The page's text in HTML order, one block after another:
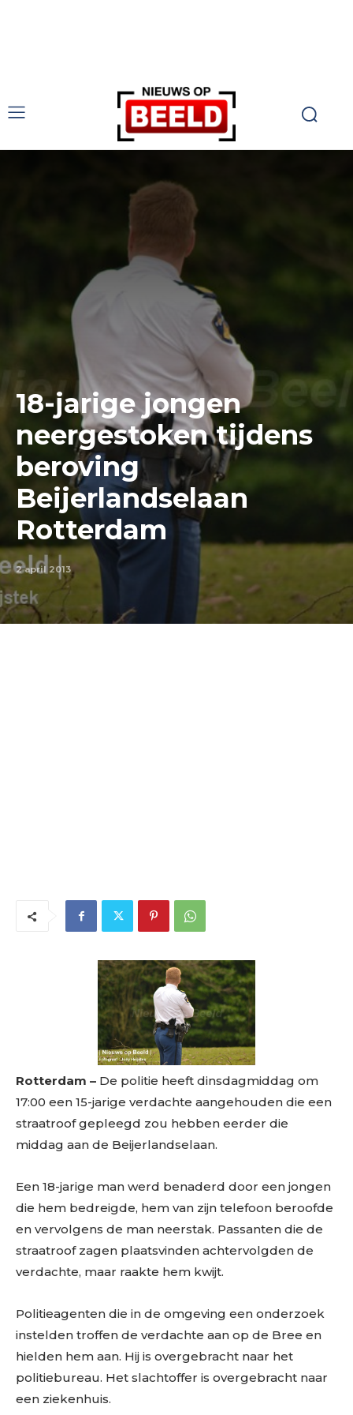
18-jarige jongen
neergestoken tijdens
beroving
Beijerlandselaan
Rotterdam
2 april 2013
Rotterdam – De politie heeft dinsdagmiddag om
17:00 een 15-jarige verdachte aangehouden die een
straatroof gepleegd zou hebben eerder die
middag aan de Beijerlandselaan.
Een 18-jarige man werd benaderd door een jongen
die hem bedreigde, hem van zijn telefoon beroofde
en vervolgens de man neerstak. Passanten die de
straatroof zagen plaatsvinden achtervolgden de
verdachte, maar raakte hem kwijt.
Politieagenten die in de omgeving een onderzoek
instelden troffen de verdachte aan op de Bree en
hielden hem aan. Hij is overgebracht naar het
politiebureau. Het slachtoffer is overgebracht naar
een ziekenhuis.